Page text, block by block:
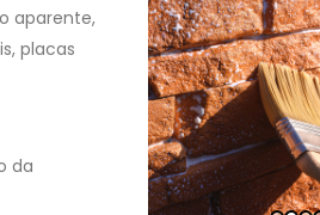
aparente,
placas
da